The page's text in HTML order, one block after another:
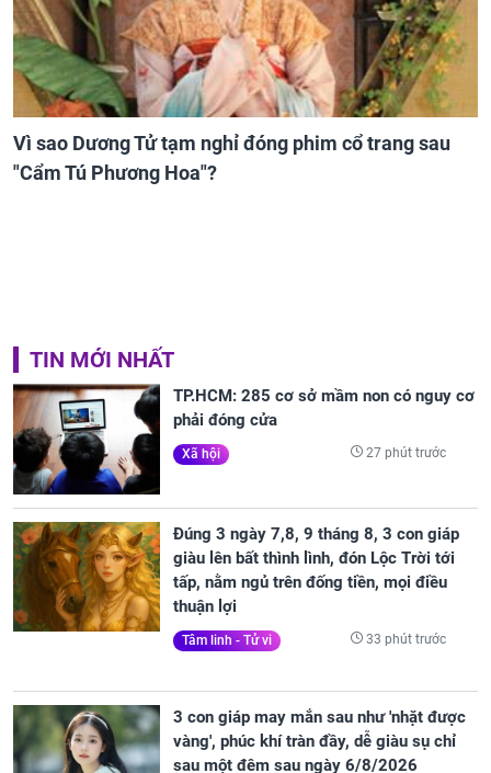
Vì sao Dương Tử tạm nghỉ đóng phim cổ trang sau
"Cẩm Tú Phương Hoa"?
TIN MỚI NHẤT
TP.HCM: 285 cơ sở mầm non có nguy cơ
phải đóng cửa
Xã hội 27 phút trước
Đúng 3 ngày 7,8, 9 tháng 8, 3 con giáp
giàu lên bất thình lình, đón Lộc Trời tới
tấp, nằm ngủ trên đống tiền, mọi điều
thuận lợi
Tâm linh - Tử vi 33 phút trước
3 con giáp may mắn sau như 'nhặt được
vàng', phúc khí tràn đầy, dễ giàu sụ chỉ
sau một đêm sau ngày 6/8/2026